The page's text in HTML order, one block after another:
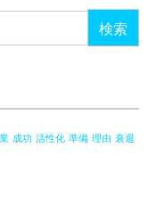
成功 活性化 準備 理由 衰退